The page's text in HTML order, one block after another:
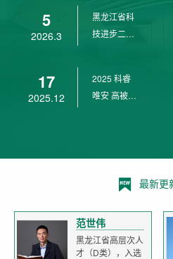
5
2026.3
黑龙江省科
技进步二等
17
2025.12
2025 科睿
唯安 高被引
最新更
范世伟
黑龙江省高层次人
才（D类），入选